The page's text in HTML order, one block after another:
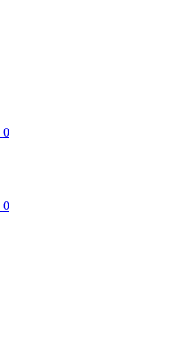
0
0